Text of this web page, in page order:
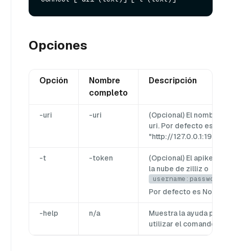
Opciones
Opción
Nombre
completo
Descripción
-uri -uri
(Opcional) El nombre
uri. Por defecto es
"http://
-t -token
(Opcional) El apikey de
la nube de zilliz o
username:password
Por defecto es None.
-help n/a
Muestra la ayuda para
utilizar el comando.